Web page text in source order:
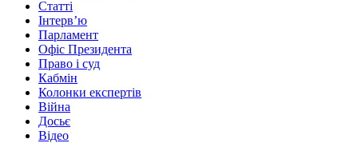
Статті
Інтервʼю
Парламент
Офіс Президента
Право і суд
Кабмін
Колонки експертів
Війна
Досьє
Відео